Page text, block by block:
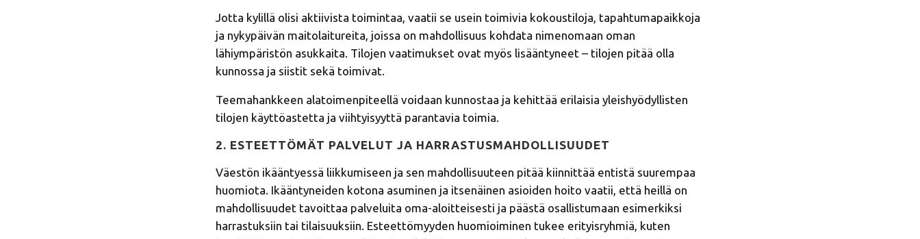
Jotta kylillä olisi aktiivista toimintaa, vaatii se usein toimivia kokoustiloja, tapahtumapaikkoja
ja nykypäivän maitolaitureita, joissa on mahdollisuus kohdata nimenomaan oman
lähiympäristön asukkaita. Tilojen vaatimukset ovat myös lisääntyneet – tilojen pitää olla
kunnossa ja siistit sekä toimivat.
Teemahankkeen alatoimenpiteellä voidaan kunnostaa ja kehittää erilaisia yleishyödyllisten
tilojen käyttöastetta ja viihtyisyyttä parantavia toimia.
2. ESTEETTÖMÄT PALVELUT JA HARRASTUSMAHDOLLISUUDET
Väestön ikääntyessä liikkumiseen ja sen mahdollisuuteen pitää kiinnittää entistä suurempaa
huomiota. Ikääntyneiden kotona asuminen ja itsenäinen asioiden hoito vaatii, että heillä on
mahdollisuudet tavoittaa palveluita oma-aloitteisesti ja päästä osallistumaan esimerkiksi
harrastuksiin tai tilaisuuksiin. Esteettömyyden huomioiminen tukee erityisryhmiä, kuten